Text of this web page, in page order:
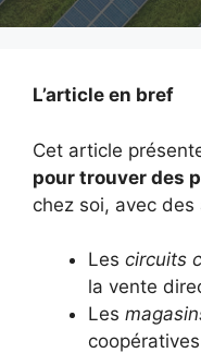
L’article en bref
Cet article
pour trouver des
chez soi, avec
Les circuits
la vente
Les